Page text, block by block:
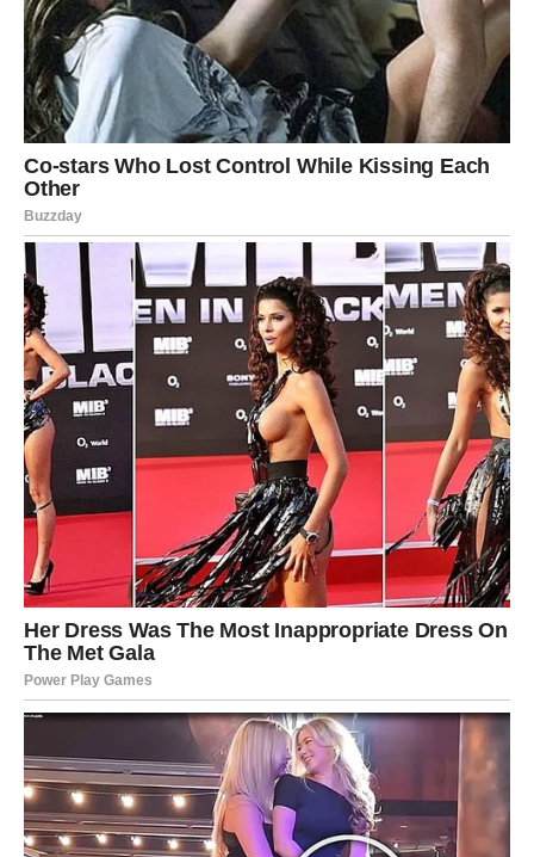
Jedna kockica svježeg kvasca.
Dvije manje porcije soli.